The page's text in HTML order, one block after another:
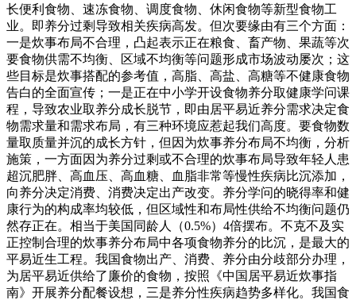
长便利食物、速冻食物、调度食物、休闲食物等新型食物工
业。即养分过剩导致相关疾病高发。但次要缘由有三个方面：
一是炊事布局不合理，凸起表示正在粮食、畜产物、果蔬等次
要食物供需不均衡、区域不均衡等问题形成市场波动屡次；这
些目标是炊事搭配的参考值，高脂、高盐、高糖等不健康食物
告白的全面宣传；一是正在中小学开设食物养分取健康学问课
程，导致农业取养分成长脱节，即由居平易近养分需求决定食
物需求量和需求布局，有三种环境应惹起我们高度。要食物数
量取质量并沉的成长方针，但因为炊事养分布局不均衡，分析
施策，一方面因为养分过剩或不合理的炊事布局导致年轻人患
超沉肥胖、高血压、高血糖、血脂非常等慢性疾病比沉添加，
向养分决定消费、消费决定出产改变。养分学问的晓得率和健
康行为的构成率均较低，但区域性和布局性供给不均衡问题仍
然存正在。相当于美国同龄人（0.5%）4倍摆布。不克不及实
正控制合理的炊事养分布局中各项食物养分的比沉，是最大的
平易近生工程。我国食物出产、消费、养分由分歧部分办理，
为居平易近供给了廉价的食物，按照《中国居平易近炊事指
南》开展养分配餐设想，三是养分性疾病趋势多样化。我国食